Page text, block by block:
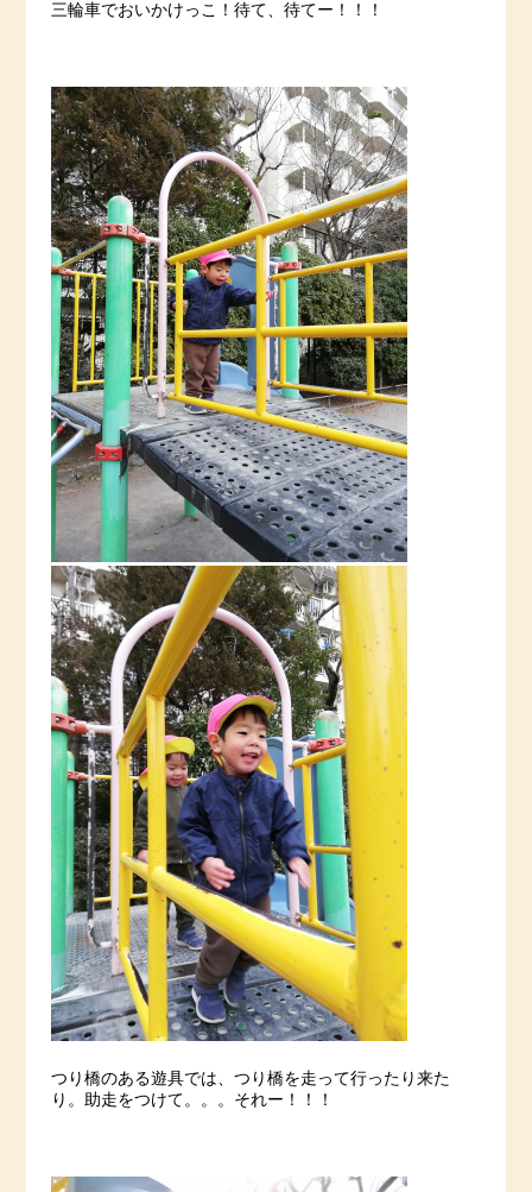
三輪車でおいかけっこ！待て、待てー！！！
つり橋のある遊具では、つり橋を走って行ったり来た
り。助走をつけて。。。それー！！！